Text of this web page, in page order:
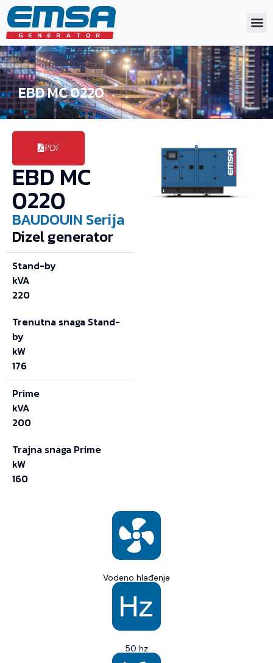
EBD MC 0220
PDF
EBD MC
0220
BAUDOUIN Serija
Dizel generator
Stand-by
kVA
220
Trenutna snaga Stand-
by
kW
176
Prime
kVA
200
Trajna snaga Prime
kW
160
Vodeno hlađenje
50 hz